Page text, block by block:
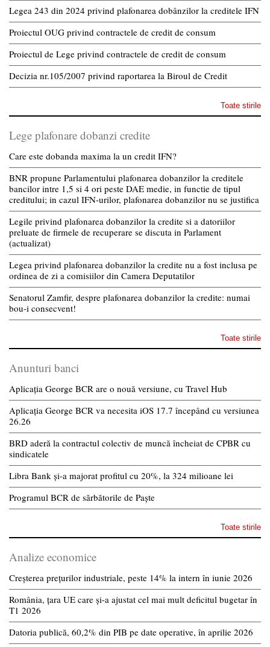
Legea 243 din 2024 privind plafonarea dobânzilor la creditele IFN
Proiectul OUG privind contractele de credit de consum
Proiectul de Lege privind contractele de credit de consum
Decizia nr.105/2007 privind raportarea la Biroul de Credit
Toate stirile
Lege plafonare dobanzi credite
Care este dobanda maxima la un credit IFN?
BNR propune Parlamentului plafonarea dobanzilor la creditele
bancilor intre 1,5 si 4 ori peste DAE medie, in functie de tipul
creditului; in cazul IFN-urilor, plafonarea dobanzilor nu se justifica
Legile privind plafonarea dobanzilor la credite si a datoriilor
preluate de firmele de recuperare se discuta in Parlament
(actualizat)
Legea privind plafonarea dobanzilor la credite nu a fost inclusa pe
ordinea de zi a comisiilor din Camera Deputatilor
Senatorul Zamfir, despre plafonarea dobanzilor la credite: numai
bou-i consecvent!
Toate stirile
Anunturi banci
Aplicația George BCR are o nouă versiune, cu Travel Hub
Aplicația George BCR va necesita iOS 17.7 începând cu versiunea
26.26
BRD aderă la contractul colectiv de muncă încheiat de CPBR cu
sindicatele
Libra Bank și-a majorat profitul cu 20%, la 324 milioane lei
Programul BCR de sărbătorile de Paște
Toate stirile
Analize economice
Creșterea prețurilor industriale, peste 14% la intern în iunie 2026
România, țara UE care și-a ajustat cel mai mult deficitul bugetar în
T1 2026
Datoria publică, 60,2% din PIB pe date operative, în aprilie 2026